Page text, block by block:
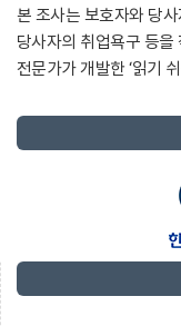
본 조사는 보호자와 당
당사자의 취업욕구 등을
전문가가 개발한 ‘읽기